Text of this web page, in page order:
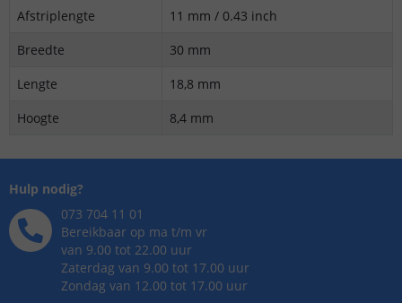
Afstriplengte
11 mm / 0.43 inch
Breedte
30 mm
Lengte
18,8 mm
Hoogte
8,4 mm
Hulp nodig?
073 704 11 01
Bereikbaar op ma t/m vr
van 9.00 tot 22.00 uur
Zaterdag van 9.00 tot 17.00 uur
Zondag van 12.00 tot 17.00 uur